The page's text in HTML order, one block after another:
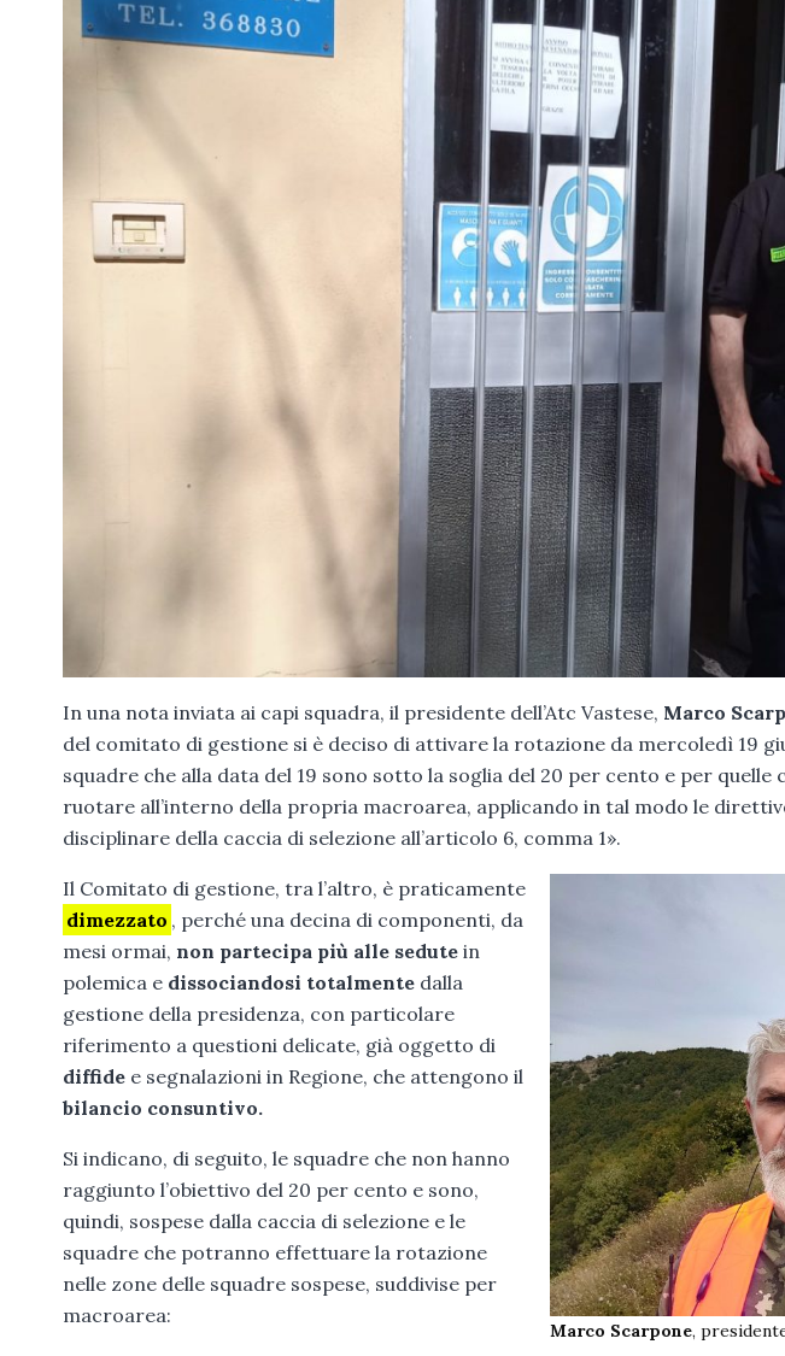
In una nota inviata ai capi squadra, il presidente dell’Atc Vastese, Marco
del comitato di gestione si è deciso di attivare la rotazione da mercoledì 19
squadre che alla data del 19 sono sotto la soglia del 20 per cento e per
ruotare all’interno della propria macroarea, applicando in tal modo le
disciplinare della caccia di selezione all’articolo 6, comma 1».
Marco Scarpone,
Il Comitato di gestione, tra l’altro, è praticamente
dimezzato , perché una decina di componenti, da
mesi ormai, non partecipa più alle sedute in
polemica e dissociandosi totalmente dalla
gestione della presidenza, con particolare
riferimento a questioni delicate, già oggetto di
diffide e segnalazioni in Regione, che attengono il
bilancio consuntivo.
Si indicano, di seguito, le squadre che non hanno
raggiunto l’obiettivo del 20 per cento e sono,
quindi, sospese dalla caccia di selezione e le
squadre che potranno effettuare la rotazione
nelle zone delle squadre sospese, suddivise per
macroarea: